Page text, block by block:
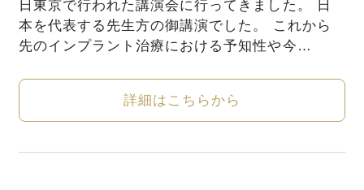
日東京で行われた講演会に行ってきました。 日
本を代表する先生方の御講演でした。 これから
先のインプラント治療における予知性や今…
詳細はこちらから